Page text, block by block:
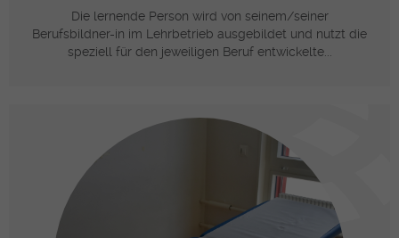
Die lernende Person wird von seinem/seiner
Berufsbildner-in im Lehrbetrieb ausgebildet und nutzt die
speziell für den jeweiligen Beruf entwickelte...